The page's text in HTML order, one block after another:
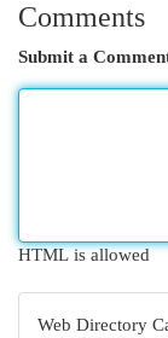
Comments
Submit a
HTML is allowed
Web Directory